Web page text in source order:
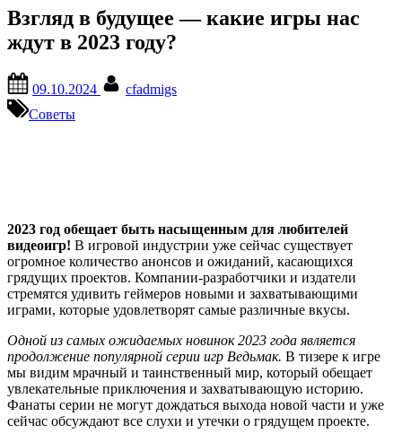
Взгляд в будущее — какие игры нас
ждут в 2023 году?
on
09.10.2024
cfadmigs
Советы
2023 год обещает быть насыщенным для любителей
видеоигр! В игровой индустрии уже сейчас существует
огромное количество анонсов и ожиданий, касающихся
грядущих проектов. Компании-разработчики и издатели
стремятся удивить геймеров новыми и захватывающими
играми, которые удовлетворят самые различные вкусы.
Одной из самых ожидаемых новинок 2023 года является
продолжение популярной серии игр Ведьмак. В тизере к игре
мы видим мрачный и таинственный мир, который обещает
увлекательные приключения и захватывающую историю.
Фанаты серии не могут дождаться выхода новой части и уже
сейчас обсуждают все слухи и утечки о грядущем проекте.